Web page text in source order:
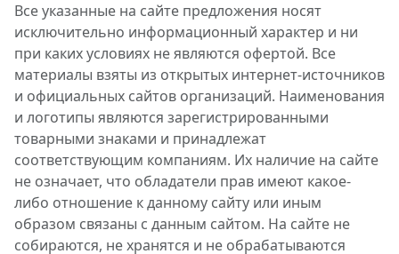
Все указанные на сайте предложения носят
исключительно информационный характер и ни
при каких условиях не являются офертой. Все
материалы взяты из открытых интернет-источников
и официальных сайтов организаций. Наименования
и логотипы являются зарегистрированными
товарными знаками и принадлежат
соответствующим компаниям. Их наличие на сайте
не означает, что обладатели прав имеют какое-
либо отношение к данному сайту или иным
образом связаны с данным сайтом. На сайте не
собираются, не хранятся и не обрабатываются